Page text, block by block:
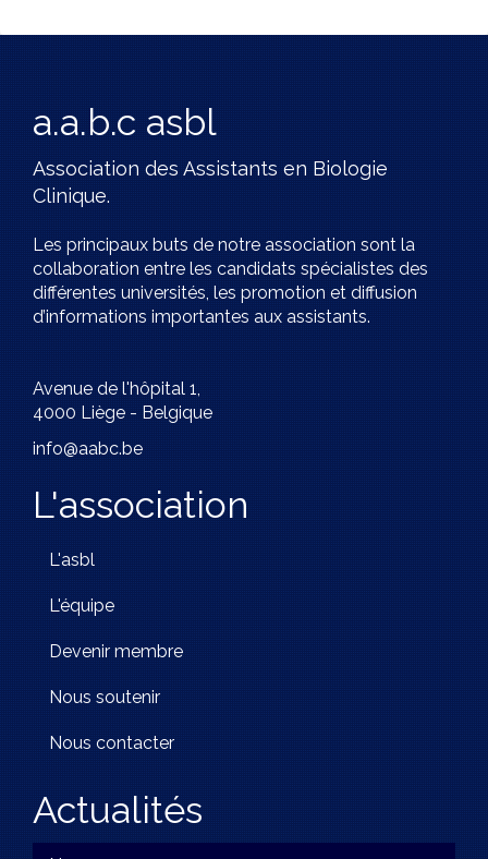
a.a.b.c asbl
Association des Assistants en Biologie
Clinique.
Les principaux buts de notre association sont la
collaboration entre les candidats spécialistes des
différentes universités, les promotion et diffusion
d’informations importantes aux assistants.
Avenue de l'hôpital 1,
4000 Liège - Belgique
info@aabc.be
L'association
L'asbl
L'équipe
Devenir membre
Nous soutenir
Nous contacter
Actualités